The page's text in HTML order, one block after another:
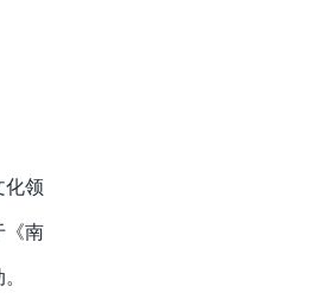
化领
《南